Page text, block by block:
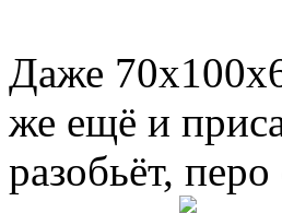
Даже
же ещё и
разобьёт,